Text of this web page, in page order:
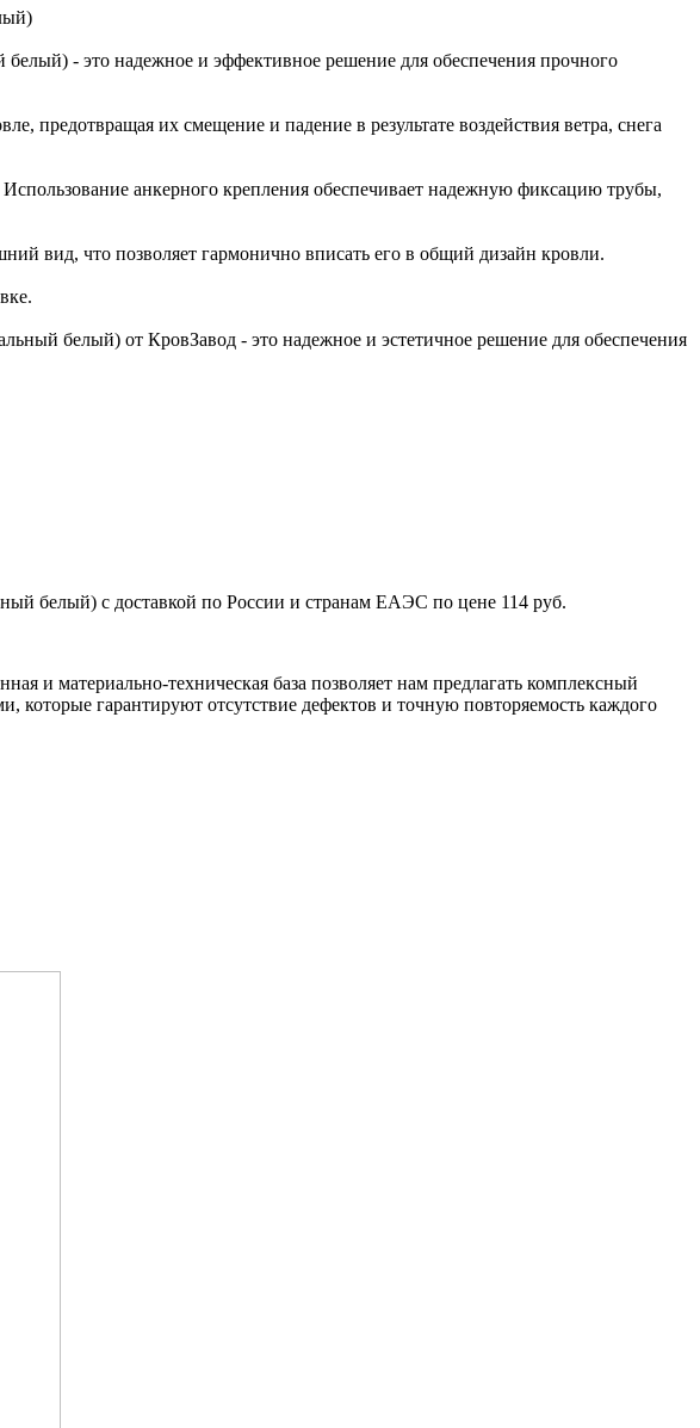
- это надежное и эффективное решение для обеспечения прочного
предотвращая их смещение и падение в результате воздействия ветра, снега
анкерного крепления обеспечивает надежную фиксацию трубы,
вид, что позволяет гармонично вписать его в общий дизайн кровли.
белый) от КровЗавод - это надежное и эстетичное решение для обеспечения
белый) с доставкой по России и странам ЕАЭС по цене 114 руб.
и материально-техническая база позволяет нам предлагать комплексный
гарантируют отсутствие дефектов и точную повторяемость каждого